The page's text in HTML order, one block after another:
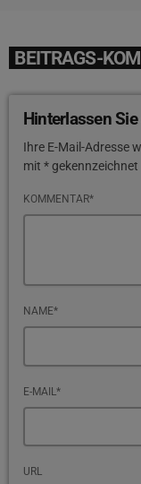
BEITRAGS-
Hinterlassen
Ihre E-Mail-Adresse
mit * gekennzeichnet
KOMMENTAR*
NAME*
E-MAIL*
URL